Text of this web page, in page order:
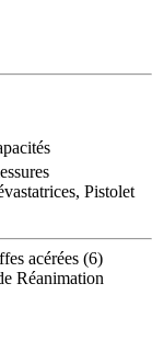
Pistolet
acérées (6)
Réanimation